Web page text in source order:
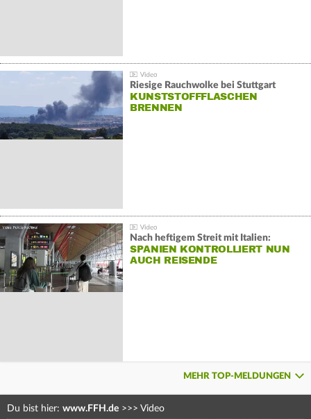
Riesige Rauchwolke bei Stuttgart
KUNSTSTOFFFLASCHEN
BRENNEN
Nach heftigem Streit mit Italien:
SPANIEN KONTROLLIERT NUN
AUCH REISENDE
MEHR TOP-MELDUNGEN
Du bist hier: www.FFH.de >>> Video